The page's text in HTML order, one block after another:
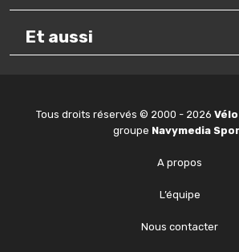
Et aussi
Tous droits réservés © 2000 - 2026 Vélo
groupe Navymedia
A propos
L’équipe
Nous contacter